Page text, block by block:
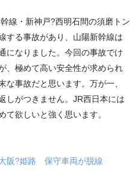
線・新神戸?西明石間の須磨トン
する事故があり、山陽新幹線は
になりました。今回の事故でけ
、極めて高い安全性が求められ
な事故だと思います。万が一、
しがつきません。JR西日本には
て欲しいと強く思います。
阪?姫路 保守車両が脱線